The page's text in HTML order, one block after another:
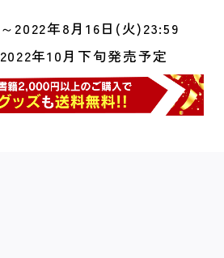
～2022年8月16日(火)23:59
2022年10月下旬発売予定